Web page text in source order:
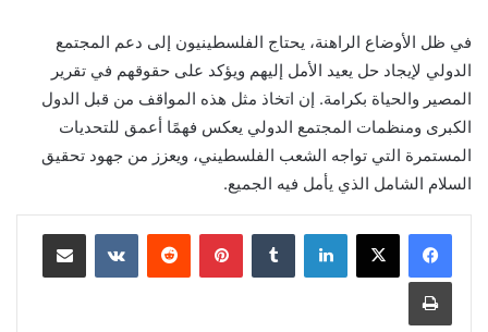
في ظل الأوضاع الراهنة، يحتاج الفلسطينيون إلى دعم المجتمع
الدولي لإيجاد حل يعيد الأمل إليهم ويؤكد على حقوقهم في تقرير
المصير والحياة بكرامة. إن اتخاذ مثل هذه المواقف من قبل الدول
الكبرى ومنظمات المجتمع الدولي يعكس فهمًا أعمق للتحديات
المستمرة التي تواجه الشعب الفلسطيني، ويعزز من جهود تحقيق
السلام الشامل الذي يأمل فيه الجميع.
لينكدإن بينتيريست مشاركة عبر البريد
طباعة